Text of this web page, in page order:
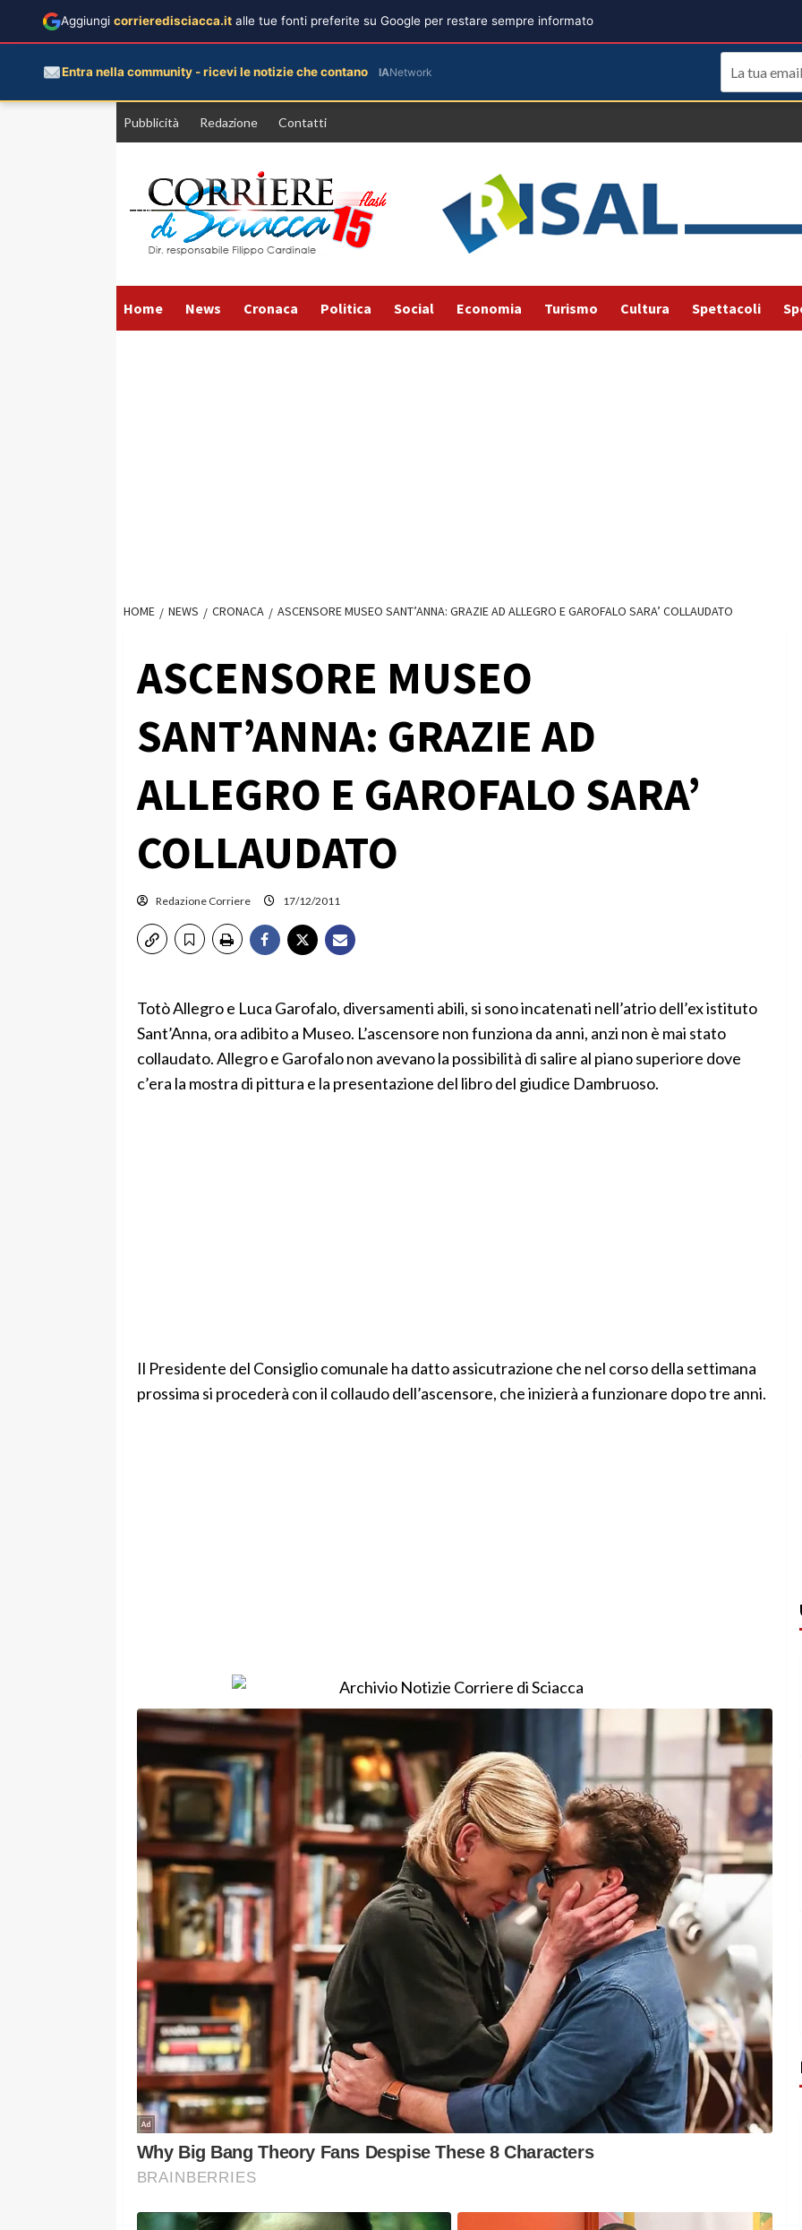
Pubblicità Redazione Contatti
Home News Cronaca Politica Social Economia Turismo Cultura Spettacoli
HOME NEWS CRONACA ASCENSORE MUSEO SANT’ANNA: GRAZIE AD ALLEGRO E GAROFALO SARA’ COLLAUDATO
ASCENSORE MUSEO
SANT’ANNA: GRAZIE AD
ALLEGRO E GAROFALO SARA’
COLLAUDATO
Redazione Corriere 17/12/2011
Totò Allegro e Luca Garofalo, diversamenti abili, si sono incatenati nell’atrio dell’ex istituto
Sant’Anna, ora adibito a Museo. L’ascensore non funziona da anni, anzi non è mai stato
collaudato. Allegro e Garofalo non avevano la possibilità di salire al piano superiore dove
c’era la mostra di pittura e la presentazione del libro del giudice Dambruoso.
Il Presidente del Consiglio comunale ha datto assicutrazione che nel corso della settimana
prossima si procederà con il collaudo dell’ascensore, che inizierà a funzionare dopo tre anni.
Aggiungi corrieredisciacca.it alle tue fonti preferite su Google per restare sempre informato
Entra nella community - ricevi le notizie che contano IANetwork